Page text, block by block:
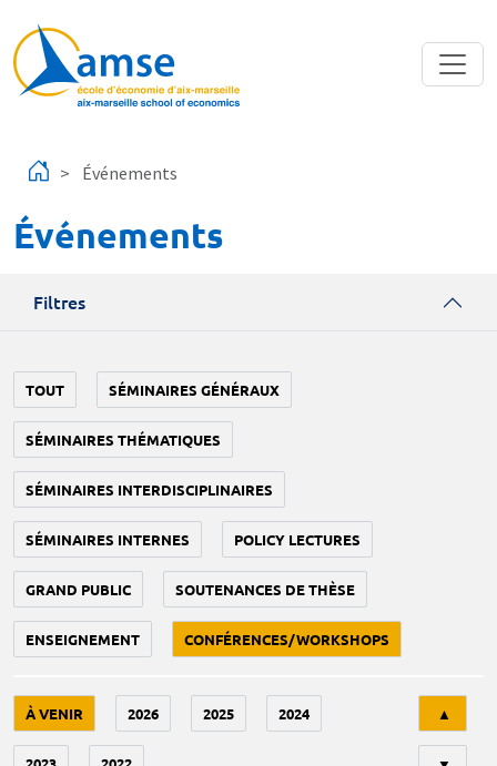
Événements
Événements
Filtres
TOUT SÉMINAIRES GÉNÉRAUX
SÉMINAIRES THÉMATIQUES
SÉMINAIRES INTERDISCIPLINAIRES
SÉMINAIRES INTERNES POLICY LECTURES
GRAND PUBLIC SOUTENANCES DE THÈSE
ENSEIGNEMENT CONFÉRENCES/WORKSHOPS
À VENIR 2026 2025 2024 ▲